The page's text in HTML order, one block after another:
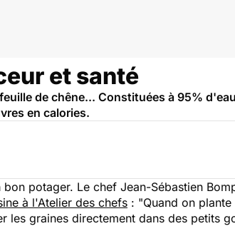
et santé
de chêne... Constituées à 95%
en calories.
potager. Le chef Jean-Sébastien
à l'Atelier des chefs : "Quand on
les graines directement dans des petits